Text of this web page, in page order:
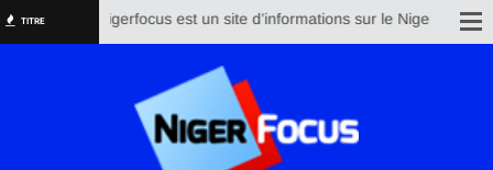
TITRE Nigerfocus est un site d’informations sur le Niger et le